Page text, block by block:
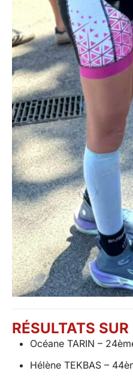
RÉSULTATS
Océane TARIN –
Hélène TEKBAS –